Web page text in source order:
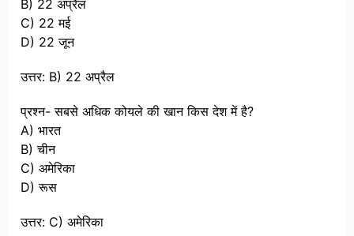
B) 22 अप्रैल
C) 22 मई
D) 22 जून
उत्तर: B) 22 अप्रैल
प्रश्न- सबसे अधिक कोयले की खान किस देश में है?
A) भारत
B) चीन
C) अमेरिका
D) रूस
उत्तर: C) अमेरिका